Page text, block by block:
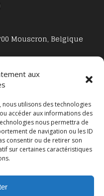
aux
utilisons des technologies
accéder aux informations des
nous permettra de
de navigation ou les ID
consentir ou de retirer son
sur certaines caractéristiques
Mouscron, Belgique